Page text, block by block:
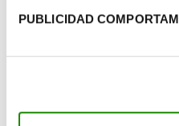
PUBLICIDAD